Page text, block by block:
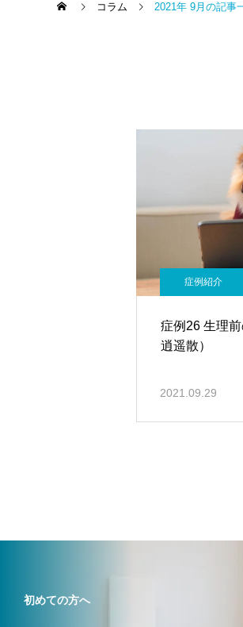
コラム 2021年 9月の記事
症例紹介
症例26 生理
逍遥散）
2021.09.29
初めての方へ